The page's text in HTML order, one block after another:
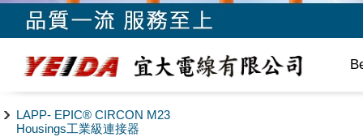
LAPP- EPIC® CIRCON M23
Housings工業級連接器